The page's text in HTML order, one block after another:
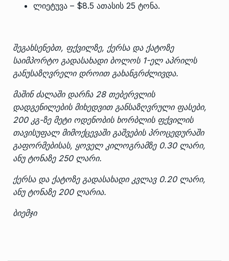
ლიეტუვა – $8.5 ათასის 25 ტონა.
შეგახსენებთ, ფქვილზე, ქერსა და ქატოზე
საიმპორტო გადასახადი ბოლოს 1-ელ აპრილს
განუსაზღვრელი დროით გახანგრძლივდა.
მაშინ ძალაში დარჩა 28 თებერვლის
დადგენილების მიხედვით განსაზღვრული ფასები,
200 კგ-ზე მეტი ოდენობის ხორბლის ფქვილის
თავისუფალ მიმოქცევაში გაშვების პროცედურაში
გაფორმებისას, ყოველ კილოგრამზე 0.30 ლარი,
ანუ ტონაზე 250 ლარი.
ქერსა და ქატოზე გადასახადი კვლავ 0.20 ლარი,
ანუ ტონაზე 200 ლარია.
ბიემჯი